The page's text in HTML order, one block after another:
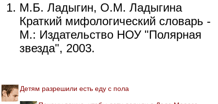
М.Б. Ладыгин, О.М. Ладыгина
Краткий мифологический словарь -
М.: Издательство НОУ "Полярная
звезда", 2003.
Детям разрешили есть еду с пола